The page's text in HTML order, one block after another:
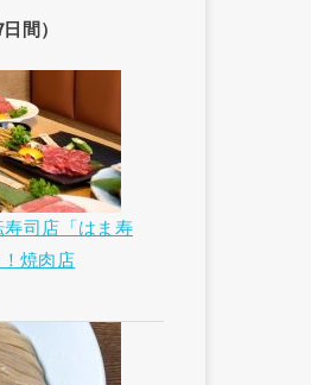
間）
寿司店「はま寿
焼肉店